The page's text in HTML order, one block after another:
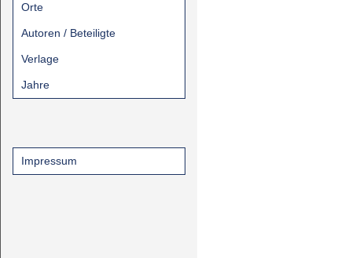
Orte
Autoren / Beteiligte
Verlage
Jahre
Impressum